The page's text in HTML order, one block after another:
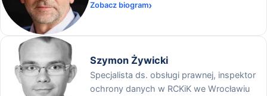
Zobacz biogram
Szymon Żywicki
Specjalista ds. obsługi prawnej, inspektor
ochrony danych w RCKiK we Wrocławiu